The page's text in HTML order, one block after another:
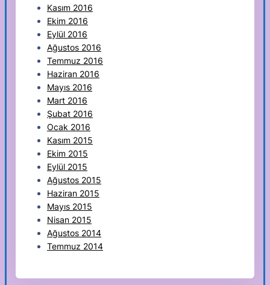
Kasım 2016
Ekim 2016
Eylül 2016
Ağustos 2016
Temmuz 2016
Haziran 2016
Mayıs 2016
Mart 2016
Şubat 2016
Ocak 2016
Kasım 2015
Ekim 2015
Eylül 2015
Ağustos 2015
Haziran 2015
Mayıs 2015
Nisan 2015
Ağustos 2014
Temmuz 2014